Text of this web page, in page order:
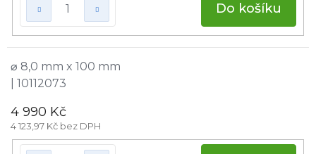
Do košíku
⌀ 8,0 mm x 100 mm
| 10112073
4 990 Kč
4 123,97 Kč bez DPH